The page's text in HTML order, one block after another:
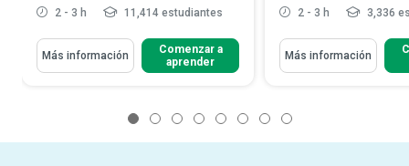
2 - 3 h 11,414 estudiantes
Más información
Comenzar a
aprender
2 - 3 h 3,336
Más información